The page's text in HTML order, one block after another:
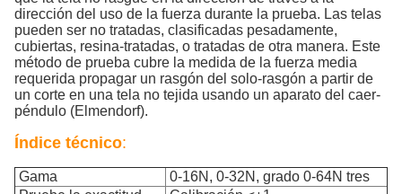
dirección del uso de la fuerza durante la prueba. Las telas
pueden ser no tratadas, clasificadas pesadamente,
cubiertas, resina-tratadas, o tratadas de otra manera. Este
método de prueba cubre la medida de la fuerza media
requerida propagar un rasgón del solo-rasgón a partir de
un corte en una tela no tejida usando un aparato del caer-
péndulo (Elmendorf).
Índice técnico:
Gama
0-16N, 0-32N, grado 0-64N tres